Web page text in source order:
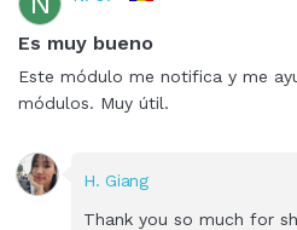
Es muy bueno
Este módulo me notifica y me
módulos. Muy útil.
H. Giang
Thank you so much for